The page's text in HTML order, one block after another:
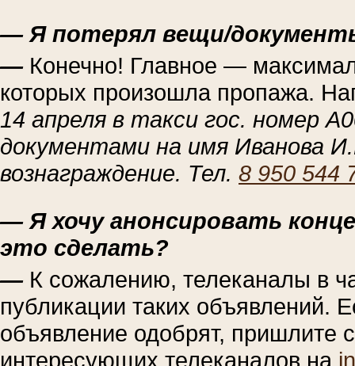
— Я потерял вещи/
— Конечно! Главное —
которых произошла пропажа.
14 апреля в такси гос. номер
документами на имя Иванова
вознаграждение. Тел. 8 950 544
— Я хочу анонсировать
это сделать?
— К сожалению, телеканалы в
публикации таких объявлений.
объявление одобрят, пришлите
интересующих телеканалов на